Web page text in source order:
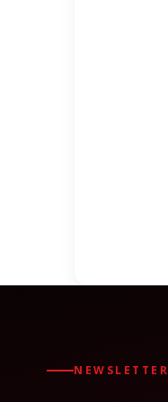
NEWSLETTER